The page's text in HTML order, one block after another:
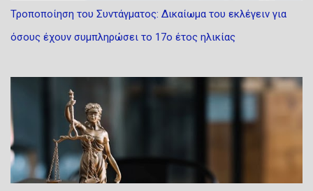
Τροποποίηση του Συντάγματος: Δικαίωμα του εκλέγειν για
όσους έχουν συμπληρώσει το 17ο έτος ηλικίας